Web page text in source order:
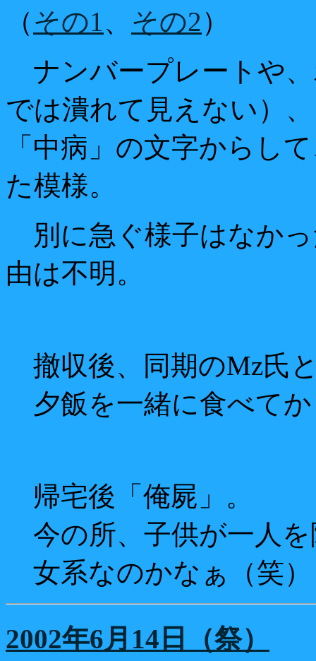
（ その1、 その2）
ナンバープレートや
では潰れて見えない）、
「中病」の文字からし
た模様。
別に急ぐ様子はなか
由は不明。
撤収後、同期のMz氏
夕飯を一緒に食べてか
帰宅後「俺屍」。
今の所、子供が一人を
女系なのかなぁ（笑）
2002年6月14日（祭）